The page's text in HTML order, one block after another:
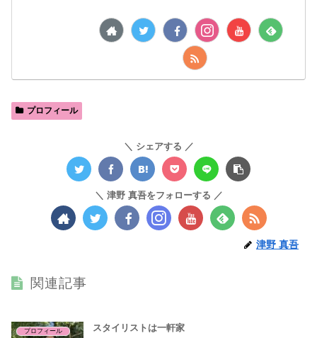
プロフィール
シェアする
津野 真吾をフォローする
津野 真吾
関連記事
プロフィール スタイリストは一軒家